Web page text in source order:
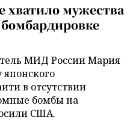
хватило мужества
МИД России Мария
японского
в отсутствии
бомбы на
США.